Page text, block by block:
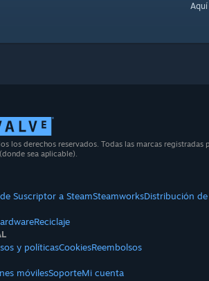
los derechos reservados. Todas las marcas registradas
sea aplicable).
Suscriptor a SteamSteamworksDistribución de
Reciclaje
y políticasCookiesReembolsos
móvilesSoporteMi cuenta